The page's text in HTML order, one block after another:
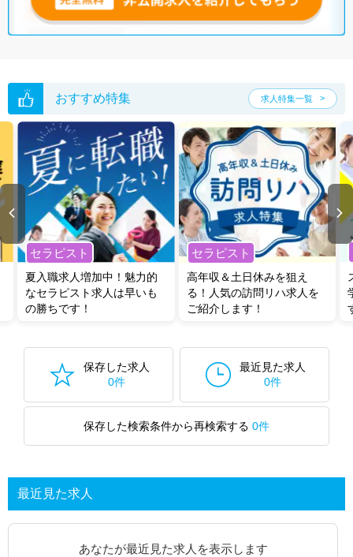
無料転職支援サービスにお申し込みいただくと、ご希望条件をヒアリン
た求人特集
転職支援の他、情報収集や募集状況の確認も、お気軽にご相談くださ
い。
おすすめ特集 求人特集一覧
セラピスト
夏入職求人増加中！魅力的
なセラピスト求人は早いも
の勝ちです！
セラピスト
高年収＆土日休みを狙え
る！人気の訪問リハ求人を
ご紹介します！
保存した求人
0件
最近見た求人
0件
保存した検索条件から再検索する 0件
最近見た求人
あなたが最近見た求人を表示します